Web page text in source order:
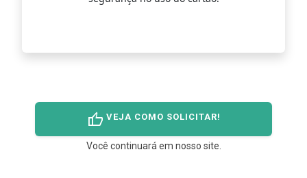
thumb_up VEJA COMO SOLICITAR!
Você continuará em nosso site.